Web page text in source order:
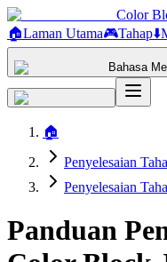
Color
🏠Laman Utama🎮Tahap⬇️
Bahasa
🏠
Penyelesaian
Penyelesaian
Panduan